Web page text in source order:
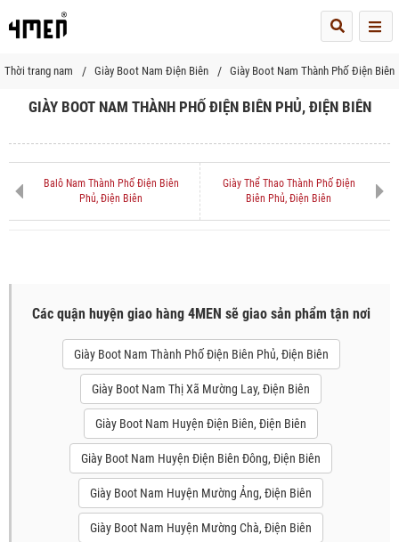
Thời trang nam Giày Boot Nam Điện Biên Giày Boot Nam Thành Phố Điện Biên
GIÀY BOOT NAM THÀNH PHỐ ĐIỆN BIÊN PHỦ, ĐIỆN BIÊN
Balô Nam Thành Phố Điện Biên
Phủ, Điện Biên
Giày Thể Thao Thành Phố Điện
Biên Phủ, Điện Biên
Các quận huyện giao hàng 4MEN sẽ giao sản phẩm tận nơi
Giày Boot Nam Thành Phố Điện Biên Phủ, Điện Biên
Giày Boot Nam Thị Xã Mường Lay, Điện Biên
Giày Boot Nam Huyện Điện Biên, Điện Biên
Giày Boot Nam Huyện Điện Biên Đông, Điện Biên
Giày Boot Nam Huyện Mường Ảng, Điện Biên
Giày Boot Nam Huyện Mường Chà, Điện Biên